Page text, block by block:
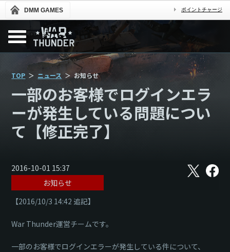
DMM GAMES ポイントチャージ
TOP ニュース お知らせ
一部のお客様でログインエラ
ーが発生している問題につい
て【修正完了】
2016-10-01 15:37 X フ
ェ
お知らせ
【2016/10/3 14:42 追記】
War Thunder運営チームです。
一部のお客様でログインエラーが発生している件について、